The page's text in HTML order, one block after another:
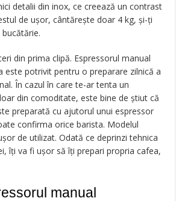
detalii din inox, ce creează un contrast
de ușor, cântărește doar 4 kg, și-ți
din prima clipă. Espressorul manual
este potrivit pentru o preparare zilnică a
În cazul în care te-ar tenta un
din comoditate, este bine de știut că
preparată cu ajutorul unui espressor
confirma orice barista. Modelul
de utilizat. Odată ce deprinzi tehnica
îți va fi ușor să îți prepari propria cafea,
manual